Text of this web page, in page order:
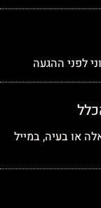
לפני ההגעה
או בעיה, במייל